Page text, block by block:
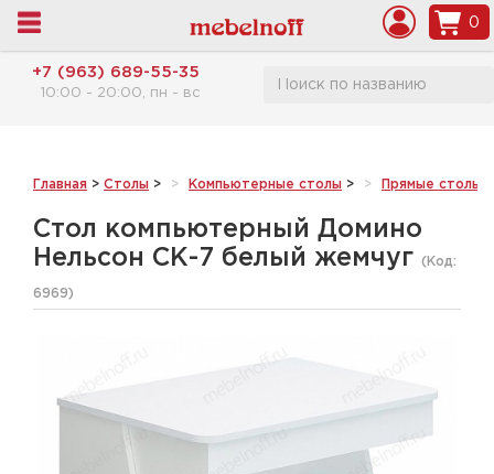
0
+7 (963) 689-55-35
10:00 - 20:00, пн - вс
Главная > Столы > Компьютерные столы > Прямые столы
Стол компьютерный Домино
Нельсон СК-7 белый жемчуг
(Код:
6969)